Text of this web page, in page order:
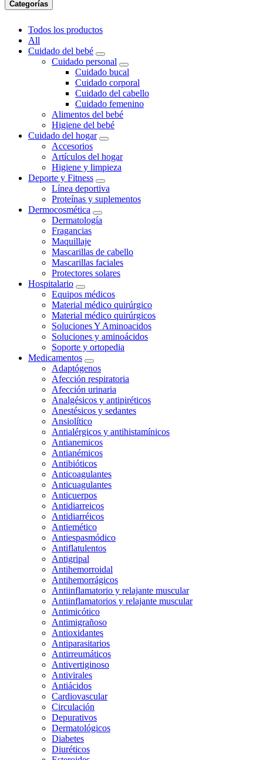
Categorías
Todos los productos
All
Cuidado del bebé
Cuidado personal
Cuidado bucal
Cuidado corporal
Cuidado del cabello
Cuidado femenino
Alimentos del bebé
Higiene del bebé
Cuidado del hogar
Accesorios
Artículos del hogar
Higiene y limpieza
Deporte y Fitness
Línea deportiva
Proteínas y suplementos
Dermocosmética
Dermatología
Fragancias
Maquillaje
Mascarillas de cabello
Mascarillas faciales
Protectores solares
Hospitalario
Equipos médicos
Material médico quirúrgico
Material médico quirúrgicos
Soluciones Y Aminoacidos
Soluciones y aminoácidos
Soporte y ortopedia
Medicamentos
Adaptógenos
Afección respiratoria
Afección urinaria
Analgésicos y antipiréticos
Anestésicos y sedantes
Ansiolítico
Antialérgicos y antihistamínicos
Antianemicos
Antianémicos
Antibióticos
Anticoagulantes
Anticuagulantes
Anticuerpos
Antidiarreicos
Antidiarréicos
Antiemético
Antiespasmódico
Antiflatulentos
Antigripal
Antihemorroidal
Antihemorrágicos
Antiinflamatorio y relajante muscular
Antiinflamatorios y relajante muscular
Antimicótico
Antimigrañoso
Antioxidantes
Antiparasitarios
Antirreumáticos
Antivertiginoso
Antivirales
Antiácidos
Cardiovascular
Circulación
Depurativos
Dermatológicos
Diabetes
Diuréticos